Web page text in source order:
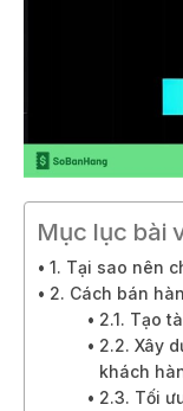
Mục lục bài
1. Tại sao nên
2. Cách bán
2.1. Tạo
2.2. Xây
khách
2.3. Tối